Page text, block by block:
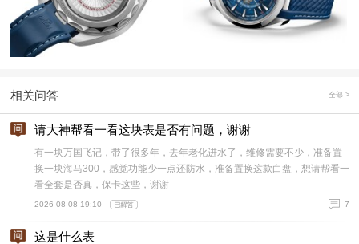
相关问答 全部 >
请大神帮看一看这块表是否有问题，谢谢
有一块万国飞记，带了很多年，去年老化进水了，维修需要不少，准备置
换一块海马300，感觉功能少一点还防水，准备置换这款白盘，想请帮看一
看全套是否真，保卡这些，谢谢
2026-08-08 19:10 7
这是什么表